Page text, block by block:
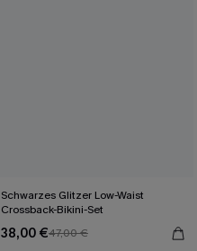
Schwarzes Glitzer Low-Waist
Crossback-Bikini-Set
38,00 €47,00 €